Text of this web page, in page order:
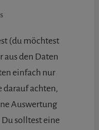
(du möchtest
den Daten
einfach nur
darauf achten,
Auswertung
solltest eine